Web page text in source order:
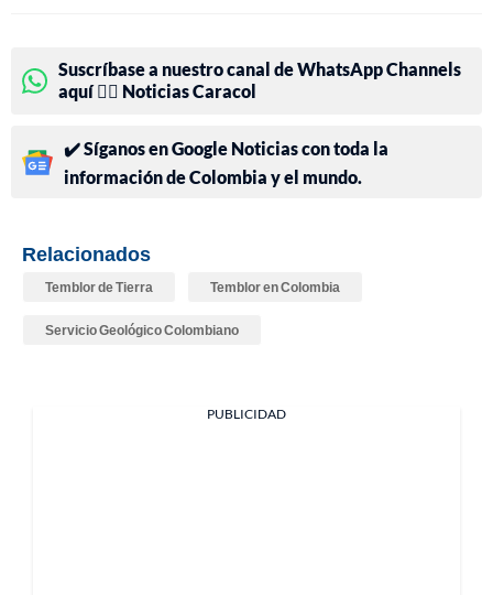
Suscríbase a nuestro canal de WhatsApp Channels
aquí 👉🏻 Noticias Caracol
✔️ Síganos en Google Noticias con toda la
información de Colombia y el mundo.
Relacionados
Temblor de Tierra Temblor en Colombia
Servicio Geológico Colombiano
PUBLICIDAD